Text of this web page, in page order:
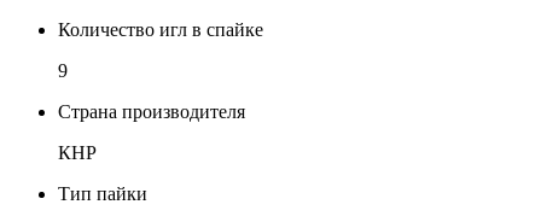
Количество игл в спайке
9
Страна производителя
КНР
Тип пайки